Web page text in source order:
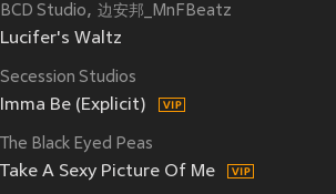
BCD Studio 边安邦_MnFBeatz
Lucifer's Waltz
Secession Studios
Imma Be (Explicit)
The Black Eyed Peas
Take A Sexy Picture Of Me